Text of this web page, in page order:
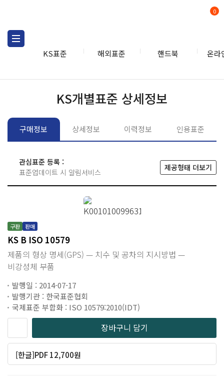
KS표준 해외표준 핸드북 온라
0
KS개별표준 상세정보
구매정보 상세정보 이력정보 인용표준
관심표준 등록 :
표준업데이트 시 알림서비스
제공형태 더보기
구판 판매
KS B ISO 10579
제품의 형상 명세(GPS) — 치수 및 공차의 지시방법 —
비강성체 부품
발행일 : 2014-07-17
발행기관 : 한국표준협회
국제표준 부합화 : ISO 10579:2010(IDT)
장바구니 담기
[한글]PDF 12,700원